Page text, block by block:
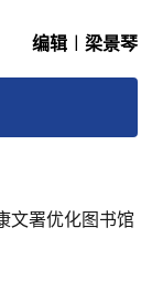
编辑︱梁景琴
文署优化图书馆